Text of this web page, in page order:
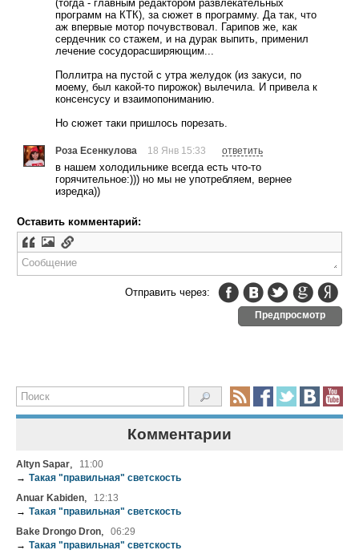
Комментарии
Altyn Sapar,
11:00
→ Такая "правильная" светскость
Anuar Kabiden,
12:13
→ Такая "правильная" светскость
Bake Drongo Dron, 06:29
→ Такая "правильная" светскость
(тогда - главным редактором развлекательных
программ на КТК), за сюжет в программу. Да так, что
аж впервые мотор почувствовал. Гарипов же, как
сердечник со стажем, и на дурак выпить, применил
лечение сосудорасширяющим...
Поллитра на пустой с утра желудок (из закуси, по
моему, был какой-то пирожок) вылечила. И привела к
консенсусу и взаимопониманию.
Но сюжет таки пришлось порезать.
Роза Есенкулова 18 Янв 15:33 ответить
в нашем холодильнике всегда есть что-то
горячительное:))) но мы не употребляем, вернее
изредка))
Оставить комментарий:
Отправить через:
Предпросмотр